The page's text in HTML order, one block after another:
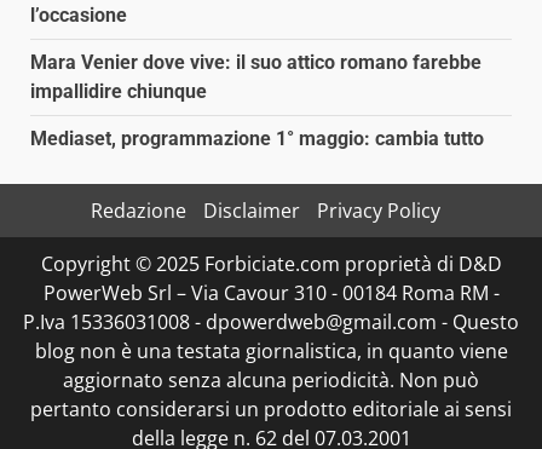
l’occasione
Mara Venier dove vive: il suo attico romano farebbe
impallidire chiunque
Mediaset, programmazione 1° maggio: cambia tutto
Redazione Disclaimer
Privacy Policy
Copyright © 2025 Forbiciate.com proprietà di D&D
PowerWeb Srl – Via Cavour 310 - 00184 Roma RM -
P.Iva 15336031008 - dpowerdweb@gmail.com - Questo
blog non è una testata giornalistica, in quanto viene
aggiornato senza alcuna periodicità. Non può
pertanto considerarsi un prodotto editoriale ai sensi
della legge n. 62 del 07.03.2001